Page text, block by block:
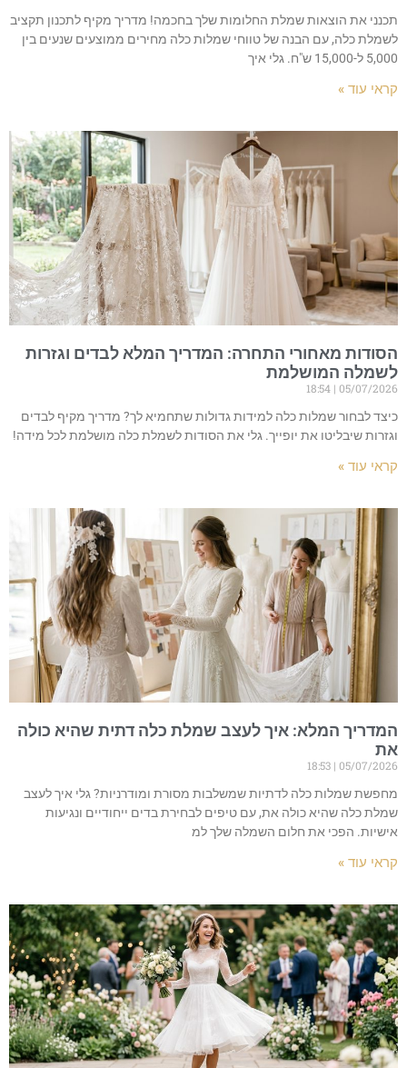
תכנני את הוצאות שמלת החלומות שלך בחכמה! מדריך מקיף לתכנון תקציב
לשמלת כלה, עם הבנה של טווחי שמלות כלה מחירים ממוצעים שנעים בין
5,000 ל-15,000 ש"ח. גלי איך
קראי עוד »
הסודות מאחורי התחרה: המדריך המלא לבדים וגזרות
לשמלה המושלמת
05/07/2026
כיצד לבחור שמלות כלה למידות גדולות שתחמיא לך? מדריך מקיף לבדים
וגזרות שיבליטו את יופייך. גלי את הסודות לשמלת כלה מושלמת לכל מידה!
קראי עוד »
המדריך המלא: איך לעצב שמלת כלה דתית שהיא כולה
את
05/07/2026
מחפשת שמלות כלה לדתיות שמשלבות מסורת ומודרניות? גלי איך לעצב
שמלת כלה שהיא כולה את, עם טיפים לבחירת בדים ייחודיים ונגיעות
אישיות. הפכי את חלום השמלה שלך למ
קראי עוד »